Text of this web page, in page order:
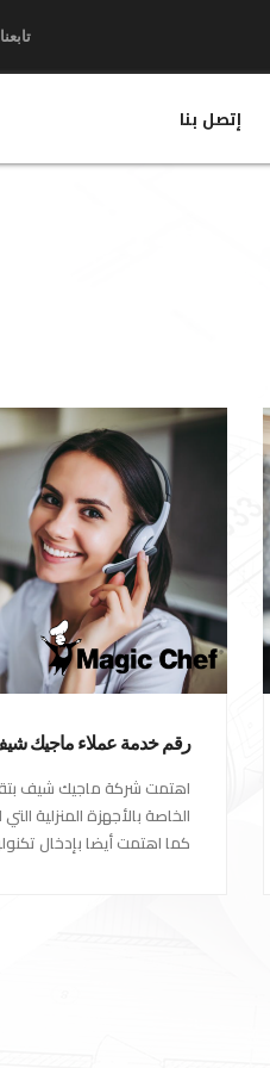
إتصل بنا
رقم خدمة عملاء ماجيك
اهتمت شركة ماجيك شيف
الخاصة بالأجهزة المنزلية
كما اهتمت أيضا بإدخال